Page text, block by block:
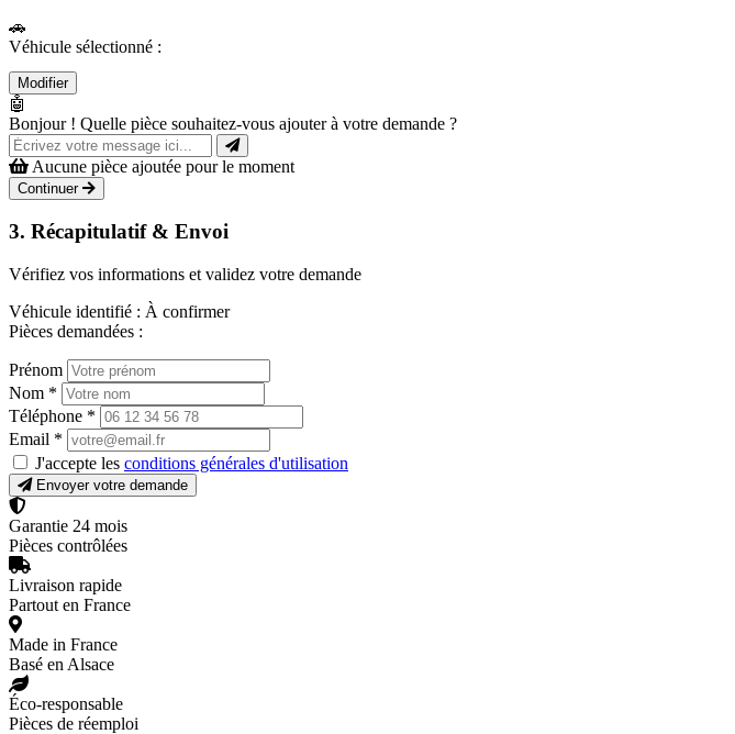
🚗
Véhicule sélectionné :
Modifier
🤖
Bonjour ! Quelle pièce souhaitez-vous ajouter à votre demande ?
Aucune pièce ajoutée pour le moment
Continuer
3. Récapitulatif & Envoi
Vérifiez vos informations et validez votre demande
Véhicule identifié : À confirmer
Pièces demandées :
Prénom
Nom *
Téléphone *
Email *
J'accepte les conditions générales d'utilisation
Envoyer votre demande
Garantie 24 mois
Pièces contrôlées
Livraison rapide
Partout en France
Made in France
Basé en Alsace
Éco-responsable
Pièces de réemploi